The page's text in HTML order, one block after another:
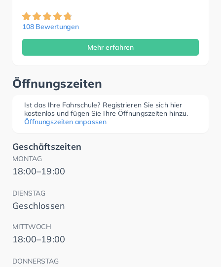
108 Bewertungen
Mehr erfahren
Öffnungszeiten
Ist das Ihre Fahrschule? Registrieren Sie sich hier
kostenlos und fügen Sie Ihre Öffnungszeiten hinzu.
Öffnungszeiten anpassen
Geschäftszeiten
MONTAG
18:00–19:00
DIENSTAG
Geschlossen
MITTWOCH
18:00–19:00
DONNERSTAG